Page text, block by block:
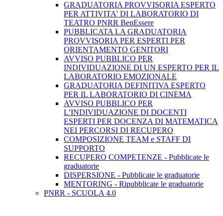
GRADUATORIA PROVVISORIA ESPERTO
PER ATTIVITA' DI LABORATORIO DI
TEATRO PNRR BenEssere
PUBBLICATA LA GRADUATORIA
PROVVISORIA PER ESPERTI PER
ORIENTAMENTO GENITORI
AVVISO PUBBLICO PER
INDIVIDUAZIONE DI UN ESPERTO PER IL
LABORATORIO EMOZIONALE
GRADUATORIA DEFINITIVA ESPERTO
PER IL LABORATORIO DI CINEMA
AVVISO PUBBLICO PER
L’INDIVIDUAZIONE DI DOCENTI
ESPERTI PER DOCENZA DI MATEMATICA
NEI PERCORSI DI RECUPERO
COMPOSIZIONE TEAM e STAFF DI
SUPPORTO
RECUPERO COMPETENZE - Pubblicate le
graduatorie
DISPERSIONE - Pubblicate le graduatorie
MENTORING - Ripubblicate le graduatorie
PNRR - SCUOLA 4.0